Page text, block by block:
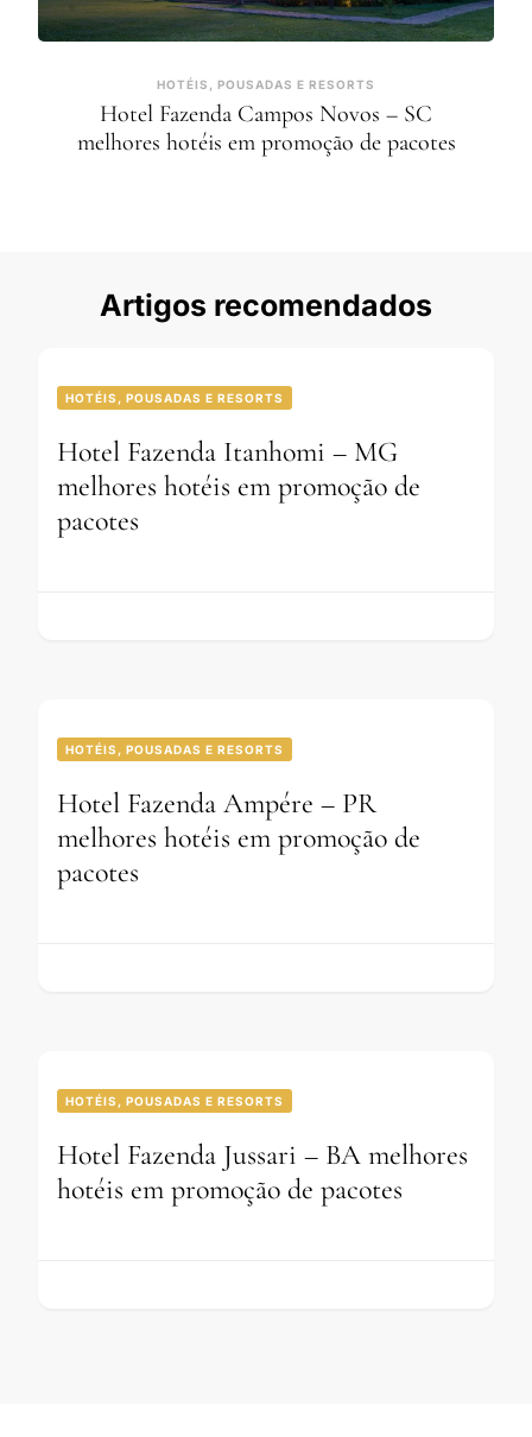
HOTÉIS, POUSADAS E RESORTS
Hotel Fazenda Campos Novos – SC
melhores hotéis em promoção de pacotes
Artigos recomendados
HOTÉIS, POUSADAS E RESORTS
Hotel Fazenda Itanhomi – MG
melhores hotéis em promoção de
pacotes
HOTÉIS, POUSADAS E RESORTS
Hotel Fazenda Ampére – PR
melhores hotéis em promoção de
pacotes
HOTÉIS, POUSADAS E RESORTS
Hotel Fazenda Jussari – BA melhores
hotéis em promoção de pacotes